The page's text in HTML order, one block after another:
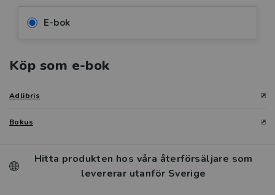
E-bok
Köp som e-bok
Adlibris
Bokus
Hitta produkten hos våra återförsäljare som
levererar utanför Sverige